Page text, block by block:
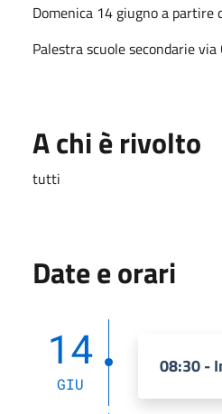
Domenica 14 giugno a partire
Palestra scuole secondarie via
A chi è rivolto
tutti
Date e orari
14
GIU
08:30 -